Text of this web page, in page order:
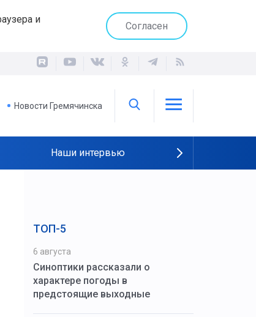
и
Согласен
Новости Гремячинска
Наши интервью
ТОП-5
6 августа
Синоптики рассказали о
характере погоды в
предстоящие выходные